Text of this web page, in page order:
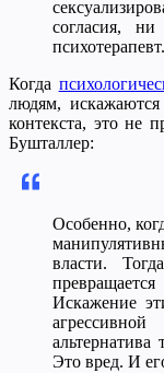
согласия,
психотерапевт.
Когда
людям, искажаются
контекста, это не
Бушталлер:
Особенно,
власти.
Искажение
Это вред. И